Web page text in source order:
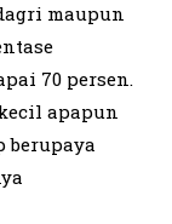
maupun
70 persen.
apapun
berupaya